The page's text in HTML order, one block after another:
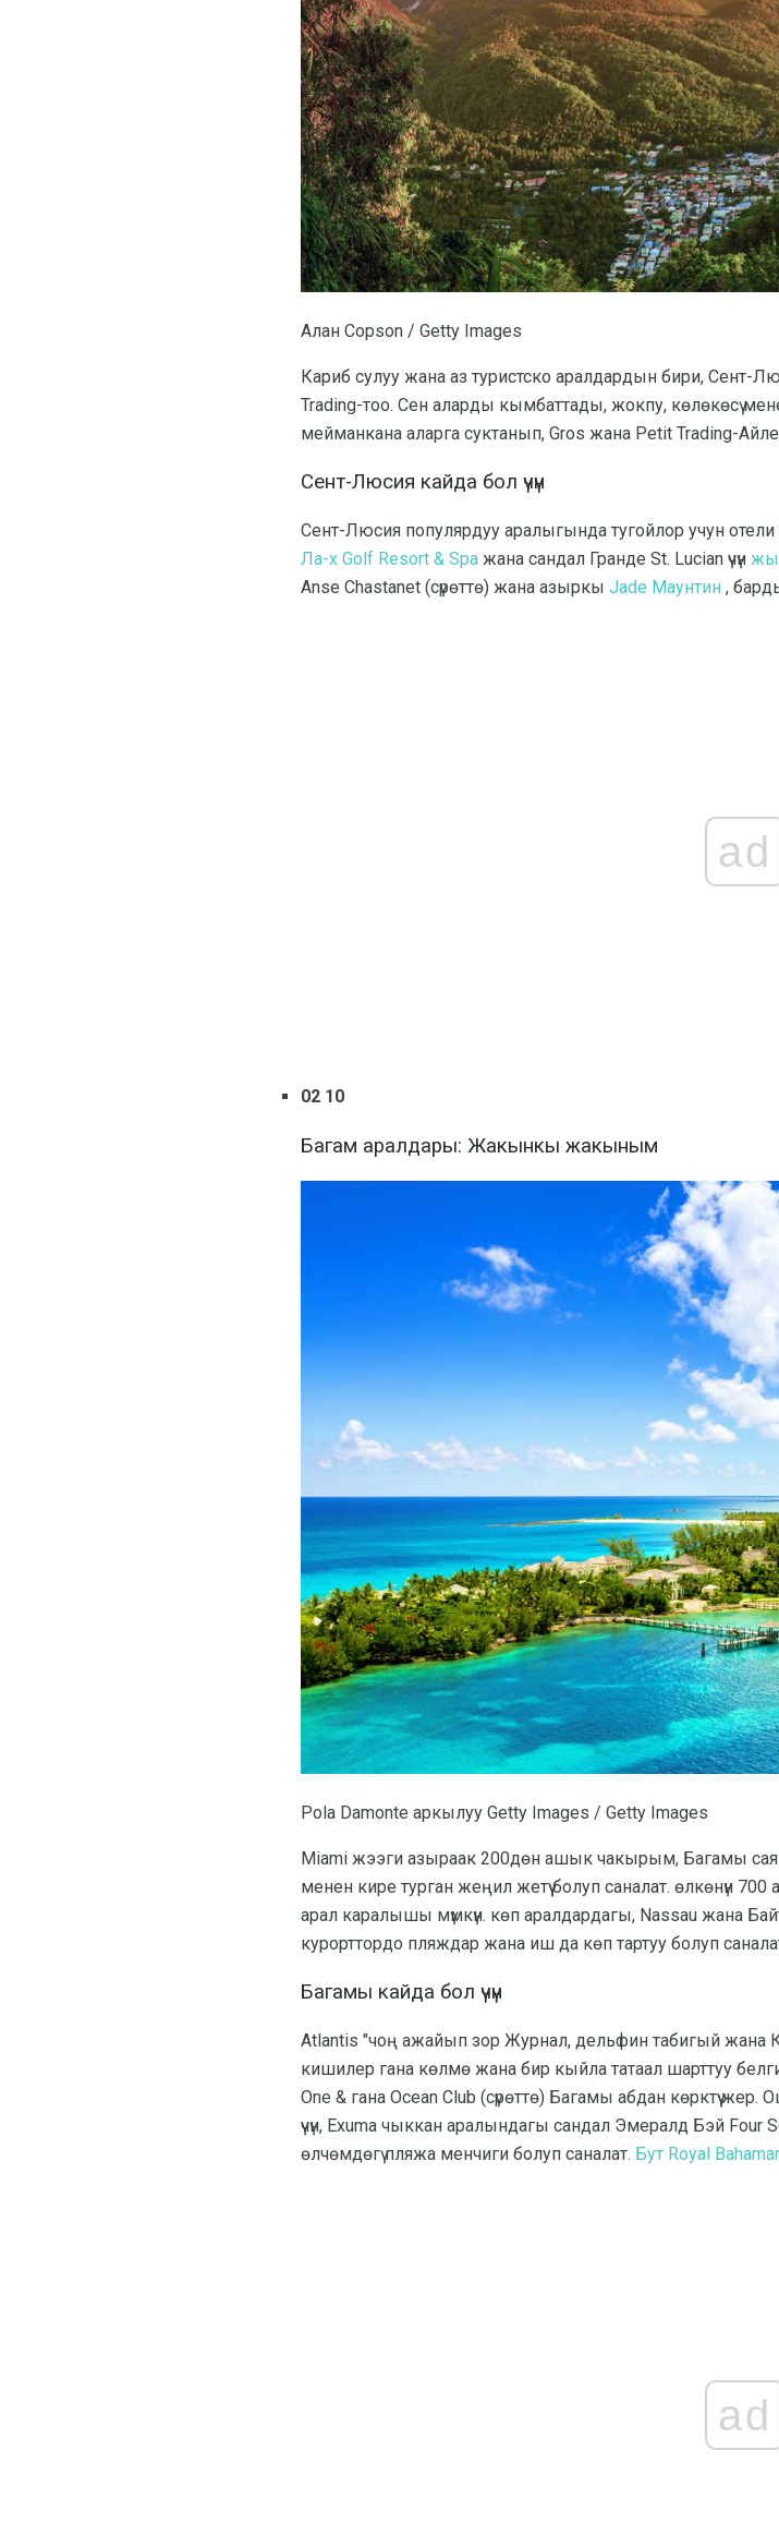
Алан Copson / Getty Images
Кариб сулуу жана аз туристско аралдардын бири, Сент-
Trading-тоо. Сен аларды кымбаттады, жокпу, көлөкөсү
мейманкана аларга суктанып, Gros жана Petit Trading-
Сент-Люсия кайда бол үчүн
Сент-Люсия популярдуу аралыгында тугойлор учун отели
Ла-х Golf Resort & Spa жана сандал Гранде St. Lucian үчүн
Anse Chastanet (сүрөттө) жана азыркы Jade Маунтин ,
ad
02 10
Багам аралдары: Жакынкы жакыным
Pola Damonte аркылуу Getty Images / Getty Images
Miami жээги азыраак 200дөн ашык чакырым, Багамы
менен кире турган жеңил жетүү болуп саналат. өлкөнүн
арал каралышы мүмкүн. көп аралдардагы, Nassau жана
курорттордо пляждар жана иш да көп тартуу болуп
Багамы кайда бол үчүн
Atlantis "чоң ажайып зор Журнал, дельфин табигый жана
кишилер гана көлмө жана бир кыйла татаал шарттуу
One & гана Ocean Club (сүрөттө) Багамы абдан көрктүү
үчүн, Exuma чыккан аралындагы сандал Эмералд Бэй
өлчөмдөгү пляжа менчиги болуп саналат. Бут Royal
ad